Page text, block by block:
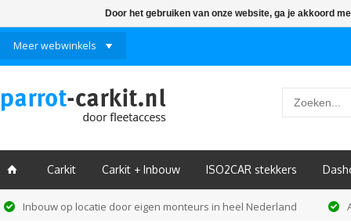
Meer webwinkels
ï Carkit Carkit + Inbouw ISO2CAR stekkers
Inbouw op locatie door eigen monteurs in heel Nederland
Door het gebruiken van onze website, ga je akkoord